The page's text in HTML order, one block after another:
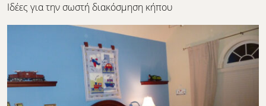
Ιδέες για την σωστή διακόσμηση κήπου